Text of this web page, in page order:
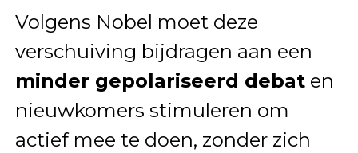
Volgens Nobel moet deze
verschuiving bijdragen aan een
minder gepolariseerd debaten
nieuwkomers stimuleren om
actief mee te doen, zonder zich